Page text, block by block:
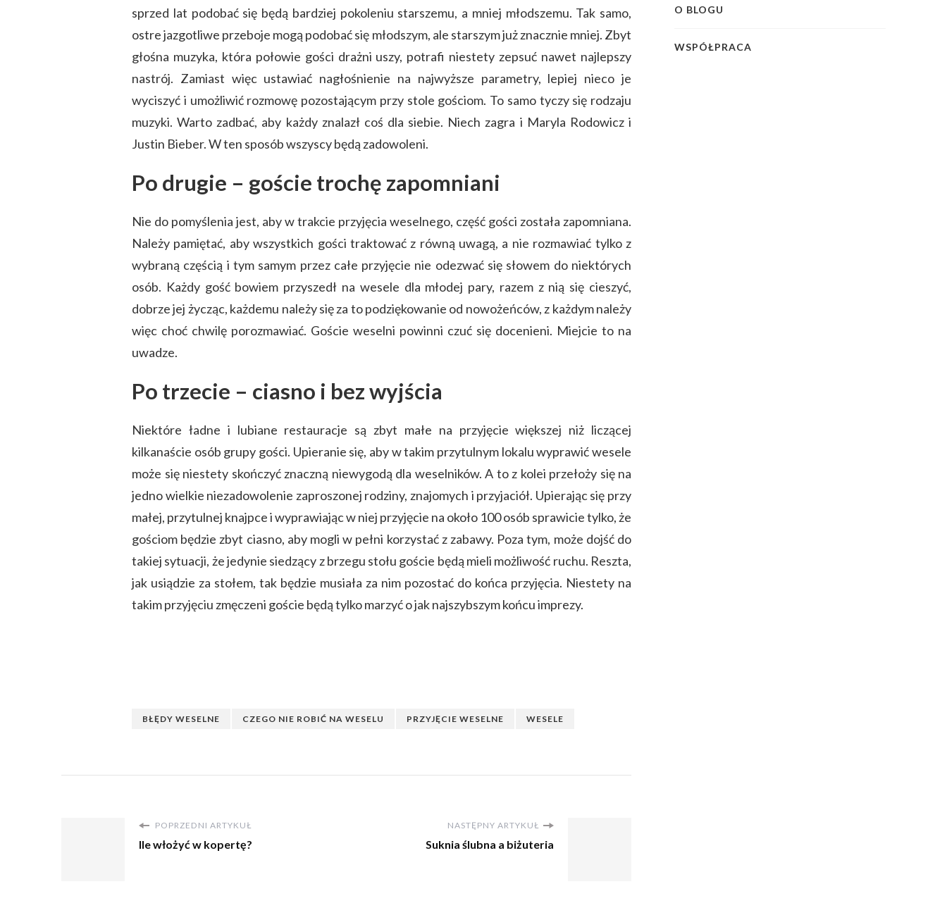
sprzed lat podobać się będą bardziej pokoleniu starszemu, a mniej młodszemu. Tak samo,
ostre jazgotliwe przeboje mogą podobać się młodszym, ale starszym już znacznie mniej. Zbyt
głośna muzyka, która połowie gości drażni uszy, potrafi niestety zepsuć nawet najlepszy
nastrój. Zamiast więc ustawiać nagłośnienie na najwyższe parametry, lepiej nieco je
wyciszyć i umożliwić rozmowę pozostającym przy stole gościom. To samo tyczy się rodzaju
muzyki. Warto zadbać, aby każdy znalazł coś dla siebie. Niech zagra i Maryla Rodowicz i
Justin Bieber. W ten sposób wszyscy będą zadowoleni.
Po drugie – goście trochę zapomniani
Nie do pomyślenia jest, aby w trakcie przyjęcia weselnego, część gości została zapomniana.
Należy pamiętać, aby wszystkich gości traktować z równą uwagą, a nie rozmawiać tylko z
wybraną częścią i tym samym przez całe przyjęcie nie odezwać się słowem do niektórych
osób. Każdy gość bowiem przyszedł na wesele dla młodej pary, razem z nią się cieszyć,
dobrze jej życząc, każdemu należy się za to podziękowanie od nowożeńców, z każdym należy
więc choć chwilę porozmawiać. Goście weselni powinni czuć się docenieni. Miejcie to na
uwadze.
Po trzecie – ciasno i bez wyjścia
Niektóre ładne i lubiane restauracje są zbyt małe na przyjęcie większej niż liczącej
kilkanaście osób grupy gości. Upieranie się, aby w takim przytulnym lokalu wyprawić wesele
może się niestety skończyć znaczną niewygodą dla weselników. A to z kolei przełoży się na
jedno wielkie niezadowolenie zaproszonej rodziny, znajomych i przyjaciół. Upierając się przy
małej, przytulnej knajpce i wyprawiając w niej przyjęcie na około 100 osób sprawicie tylko, że
gościom będzie zbyt ciasno, aby mogli w pełni korzystać z zabawy. Poza tym, może dojść do
takiej sytuacji, że jedynie siedzący z brzegu stołu goście będą mieli możliwość ruchu. Reszta,
jak usiądzie za stołem, tak będzie musiała za nim pozostać do końca przyjęcia. Niestety na
takim przyjęciu zmęczeni goście będą tylko marzyć o jak najszybszym końcu imprezy.
BŁĘDY WESELNE CZEGO NIE ROBIĆ NA WESELU PRZYJĘCIE WESELNE WESELE
POPRZEDNI ARTYKUŁ
Ile włożyć w kopertę?
NASTĘPNY ARTYKUŁ
Suknia ślubna a biżuteria
O BLOGU
WSPÓŁPRACA